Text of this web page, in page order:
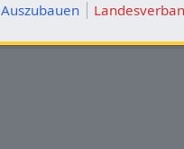
Auszubauen